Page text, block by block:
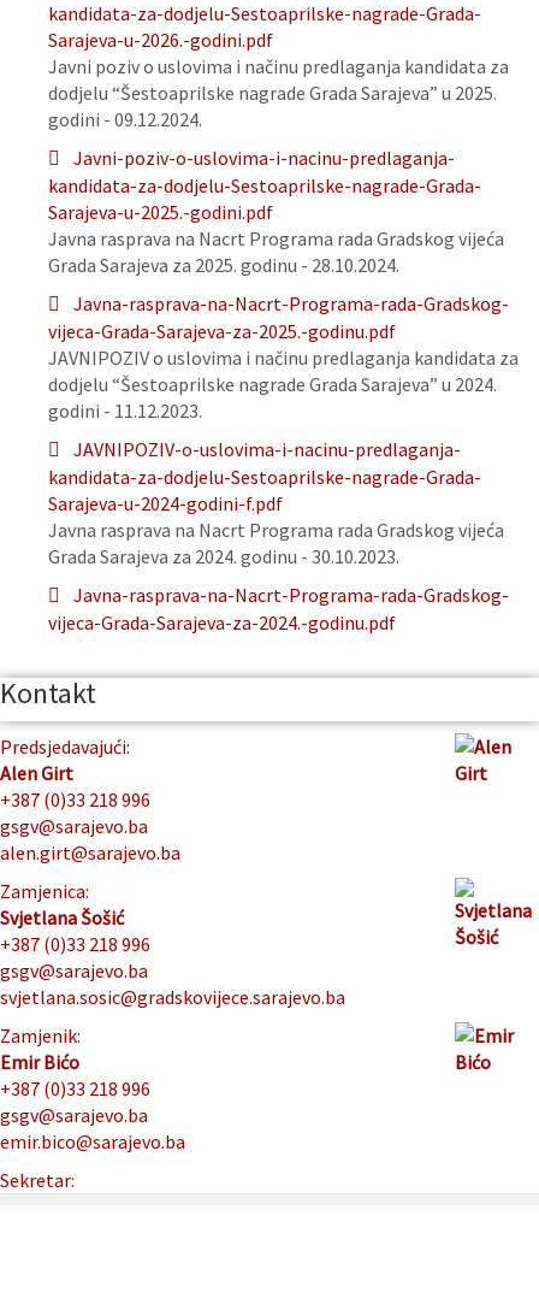
kandidata-za-dodjelu-Sestoaprilske-nagrade-Grada-
Sarajeva-u-2026.-godini.pdf
Javni poziv o uslovima i načinu predlaganja kandidata za
dodjelu “Šestoaprilske nagrade Grada Sarajeva” u 2025.
godini - 09.12.2024.
Javni-poziv-o-uslovima-i-nacinu-predlaganja-
kandidata-za-dodjelu-Sestoaprilske-nagrade-Grada-
Sarajeva-u-2025.-godini.pdf
Javna rasprava na Nacrt Programa rada Gradskog vijeća
Grada Sarajeva za 2025. godinu - 28.10.2024.
Javna-rasprava-na-Nacrt-Programa-rada-Gradskog-
vijeca-Grada-Sarajeva-za-2025.-godinu.pdf
JAVNIPOZIV o uslovima i načinu predlaganja kandidata za
dodjelu “Šestoaprilske nagrade Grada Sarajeva” u 2024.
godini - 11.12.2023.
JAVNIPOZIV-o-uslovima-i-nacinu-predlaganja-
kandidata-za-dodjelu-Sestoaprilske-nagrade-Grada-
Sarajeva-u-2024-godini-f.pdf
Javna rasprava na Nacrt Programa rada Gradskog vijeća
Grada Sarajeva za 2024. godinu - 30.10.2023.
Javna-rasprava-na-Nacrt-Programa-rada-Gradskog-
vijeca-Grada-Sarajeva-za-2024.-godinu.pdf
Kontakt
Predsjedavajući:
Alen Girt
+387 (0)33 218 996
gsgv@sarajevo.ba
alen.girt@sarajevo.ba
Zamjenica:
Svjetlana Šošić
+387 (0)33 218 996
gsgv@sarajevo.ba
svjetlana.sosic@gradskovijece.sarajevo.ba
Zamjenik:
Emir Bićo
+387 (0)33 218 996
gsgv@sarajevo.ba
emir.bico@sarajevo.ba
Sekretar: